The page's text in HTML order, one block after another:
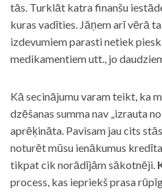
tās. Turklāt katra finanšu
kuras vadīties. Jāņem arī vērā
izdevumiem parasti netiek
medikamentiem utt., jo
Kā secinājumu varam teikt, ka
dzēšanas summa nav „izrauta
aprēķināta. Pavisam jau cits
noturēt mūsu ienākumus
tikpat cik norādījām sākotnēji.
process, kas iepriekš prasa